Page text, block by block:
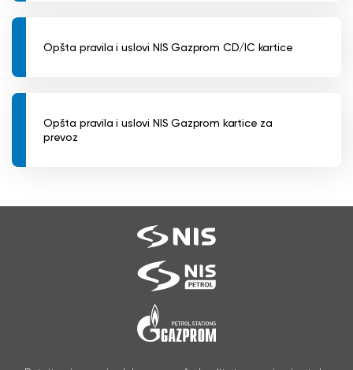
Opšta pravila i uslovi NIS Gazprom CD/IC kartice
Opšta pravila i uslovi NIS Gazprom kartice za
prevoz